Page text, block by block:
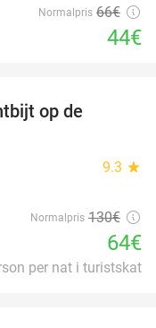
Normalpris 66€
44€
op de
9.3 star
Normalpris 130€
64€
per nat i turistskat